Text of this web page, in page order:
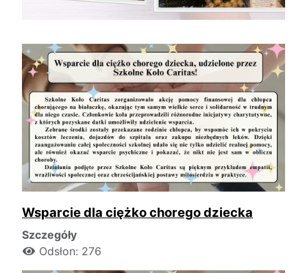
Wsparcie dla ciężko chorego dziecka
Szczegóły
Odsłon: 276